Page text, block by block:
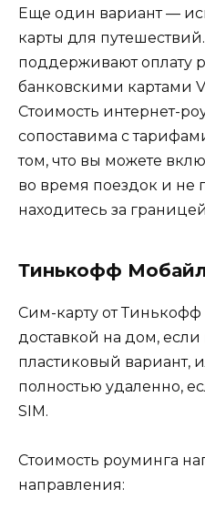
Еще один вариант —
карты для
поддерживают оплату
банковскими картами
Стоимость интернет-
сопоставима с
том, что вы можете
во время поездок и не
находитесь за
Тинькофф
Сим-карту от
доставкой на дом,
пластиковый вариант,
полностью удаленно,
SIM.
Стоимость роуминга
направления: